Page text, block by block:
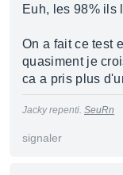
Euh, les 98% ils
On a fait ce test
quasiment je
ca a pris plus
Jacky repenti. SeuRn
signaler